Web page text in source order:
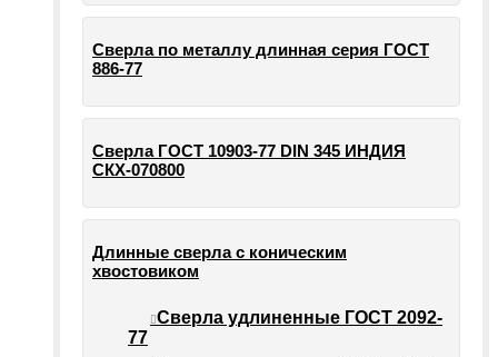
Сверла по металлу длинная серия ГОСТ
886-77
Сверла ГОСТ 10903-77 DIN 345 ИНДИЯ
СКХ-070800
Длинные сверла с коническим
хвостовиком
Сверла удлиненные ГОСТ 2092-
77